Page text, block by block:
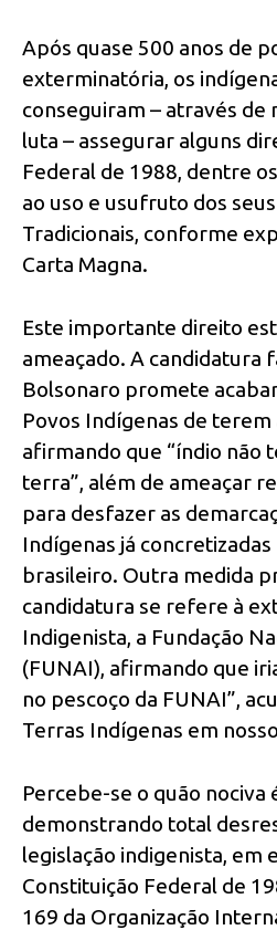
Após quase 500 anos de
exterminatória, os
conseguiram – através de
luta – assegurar alguns
Federal de 1988, dentre
ao uso e usufruto dos
Tradicionais, conforme
Carta Magna.
Este importante direito
ameaçado. A candidatura
Bolsonaro promete
Povos Indígenas de terem
afirmando que “índio não
terra”, além de ameaçar
para desfazer as
Indígenas já
brasileiro. Outra medida
candidatura se refere à
Indigenista, a Fundação
(FUNAI), afirmando que
no pescoço da FUNAI”,
Terras Indígenas em
Percebe-se o quão nociva
demonstrando total
legislação indigenista, em
Constituição Federal de
169 da Organização